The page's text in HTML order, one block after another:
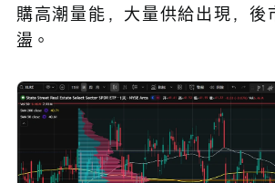
購高潮量能，大量供給出現，後
盪。